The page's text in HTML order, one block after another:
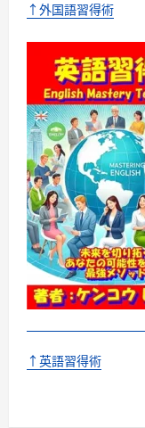
↑外国語習得術
↑英語習得術